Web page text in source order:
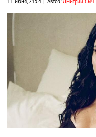
11 июня, 21:04 Автор:Дмитрий Сыч